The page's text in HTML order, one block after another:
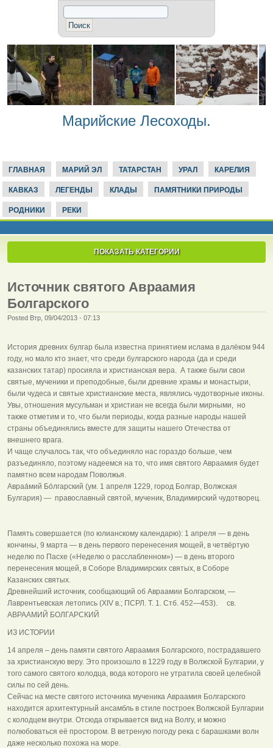
Марийские Лесоходы.
ГЛАВНАЯ МАРИЙ ЭЛ ТАТАРСТАН УРАЛ КАРЕЛИЯ
КАВКАЗ ЛЕГЕНДЫ КЛАДЫ ПАМЯТНИКИ ПРИРОДЫ
РОДНИКИ РЕКИ
ПОКАЗАТЬ КАТЕГОРИИ
Источник святого Авраамия
Болгарского
Posted Втр, 09/04/2013 - 07:13
История древних булгар была известна принятием ислама в далёком 944
году, но мало кто знает, что среди булгарского народа (да и среди
казанских татар) просияла и христианская вера. А также были свои
святые, мученики и преподобные, были древние храмы и монастыри,
были чудеса и святые христианские места, являлись чудотворные иконы.
Увы, отношения мусульман и христиан не всегда были мирными, но
также отметим и то, что были периоды, когда разные народы нашей
страны объединялись вместе для защиты нашего Отечества от
внешнего врага.
И чаще случалось так, что объединяло нас гораздо больше, чем
разъединяло, поэтому надеемся на то, что имя святого Авраамия будет
памятно всем народам Поволжья.
Авраа́мий Бо́лгарский (ум. 1 апреля 1229, город Болгар, Волжская
Булгария) — православный святой, мученик, Владимирский чудотворец.
Память совершается (по юлианскому календарю): 1 апреля — в день
кончины, 9 марта — в день первого перенесения мощей, в четвёртую
неделю по Пасхе («Неделю о расслабленном») — в день второго
перенесения мощей, в Соборе Владимирских святых, в Соборе
Казанских святых.
Древнейший источник, сообщающий об Авраамии Болгарском, —
Лаврентьевская летопись (XIV в.; ПСРЛ. Т. 1. Стб. 452—453). св.
АВРААМИЙ БОЛГАРСКИЙ
ИЗ ИСТОРИИ
14 апреля – день памяти святого Авраамия Болгарского, пострадавшего
за христианскую веру. Это произошло в 1229 году в Волжской Булгарии, у
того самого святого колодца, вода которого не утратила своей целебной
силы по сей день.
Сейчас на месте святого источника мученика Авраамия Болгарского
находится архитектурный ансамбль в стиле построек Волжской Булгарии
с колодцем внутри. Отсюда открывается вид на Волгу, и можно
полюбоваться её простором. В ветреную погоду река с барашками волн
даже несколько похожа на море.